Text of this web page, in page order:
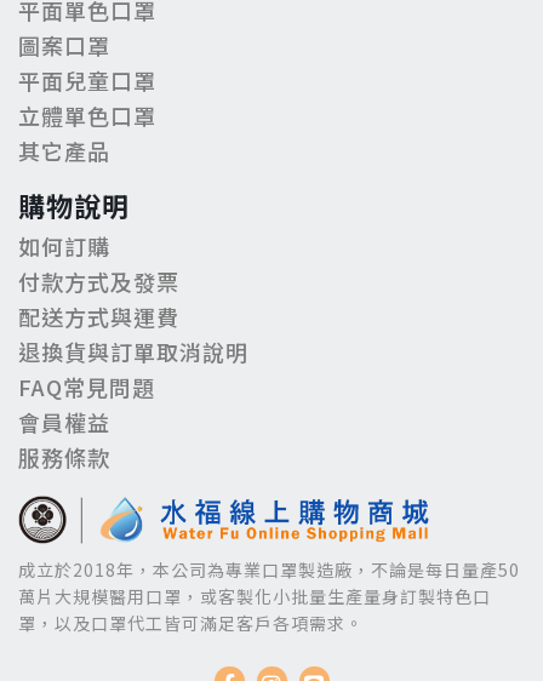
平面單色口罩
圖案口罩
平面兒童口罩
立體單色口罩
其它產品
購物說明
如何訂購
付款方式及發票
配送方式與運費
退換貨與訂單取消說明
FAQ常見問題
會員權益
服務條款
成立於2018年，本公司為專業口罩製造廠，不論是每日量產50
萬片大規模醫用口罩，或客製化小批量生產量身訂製特色口
罩，以及口罩代工皆可滿足客戶各項需求。